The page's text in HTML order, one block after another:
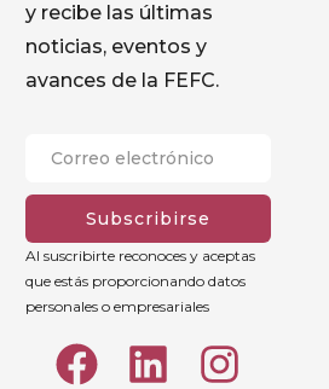
y recibe las últimas
noticias, eventos y
avances de la FEFC.
Subscribirse
Al suscribirte reconoces y aceptas
que estás proporcionando datos
personales o empresariales